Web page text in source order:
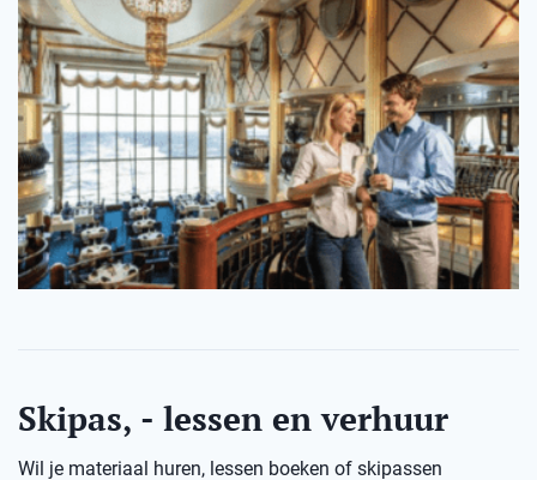
Skipas, - lessen en verhuur
Wil je materiaal huren, lessen boeken of skipassen